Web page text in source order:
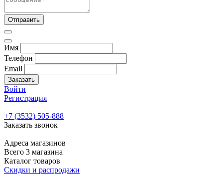
Отправить
Имя
Телефон
Email
Заказать
Войти
Регистрация
+7 (3532) 505-888
Заказать звонок
Адреса магазинов
Всего 3 магазина
Каталог товаров
Скидки и распродажи